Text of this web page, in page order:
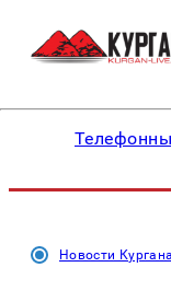
Новости Кургана